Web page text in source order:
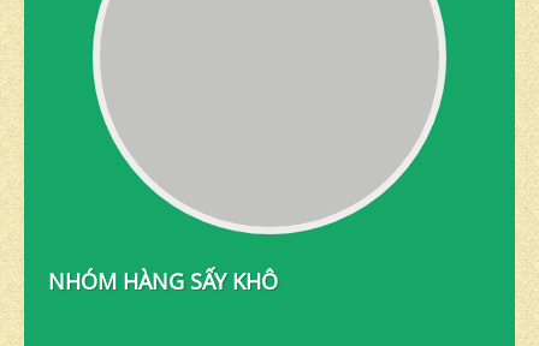
NHÓM HÀNG SẤY KHÔ